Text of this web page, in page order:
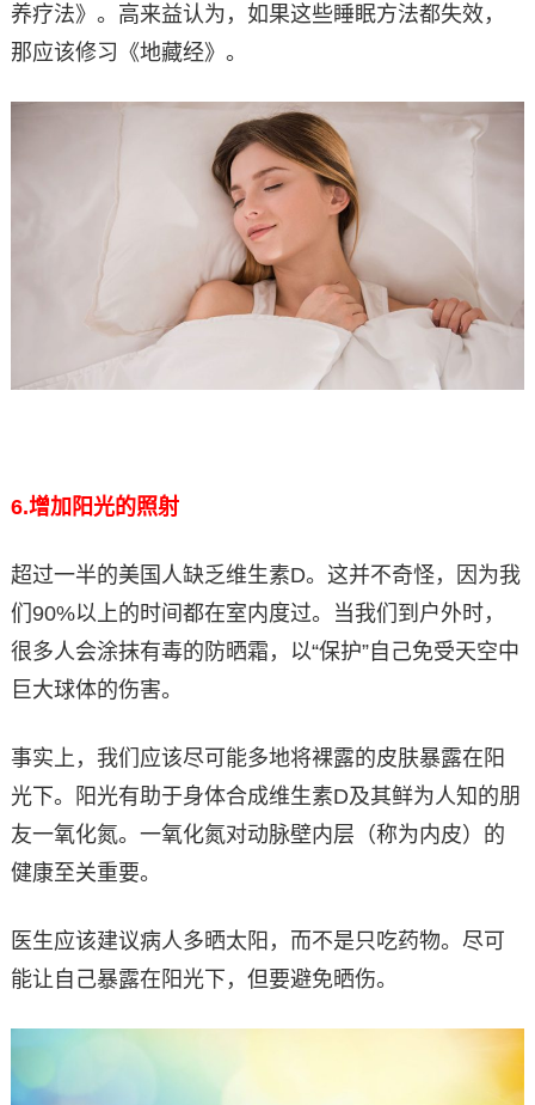
养疗法》。高来益认为，如果这些睡眠方法都失效，
那应该修习《地藏经》。
6.增加阳光的照射
超过一半的美国人缺乏维生素D。这并不奇怪，因为我
们90%以上的时间都在室内度过。当我们到户外时，
很多人会涂抹有毒的防晒霜，以“保护”自己免受天空中
巨大球体的伤害。
事实上，我们应该尽可能多地将裸露的皮肤暴露在阳
光下。阳光有助于身体合成维生素D及其鲜为人知的朋
友一氧化氮。一氧化氮对动脉壁内层（称为内皮）的
健康至关重要。
医生应该建议病人多晒太阳，而不是只吃药物。尽可
能让自己暴露在阳光下，但要避免晒伤。